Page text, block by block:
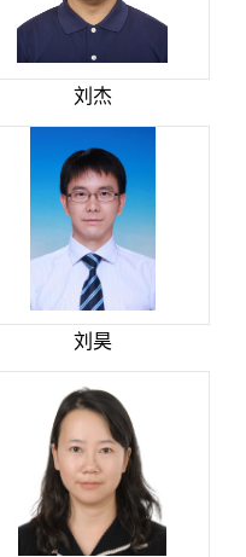
刘杰
刘昊